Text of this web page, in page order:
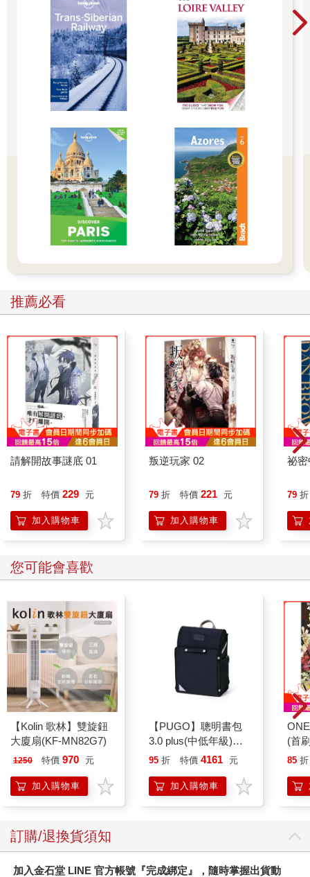
到地球儀要20∼30分，紐約大都會棒球隊的花旗球場、皇后區博
物館、皇后區動物園也都設在公園裡。
址 Grand Central Pkwy., Whitestone Exwy. bet. 111 St. and
College Point Blvd., Park Drive E. , Queens, NY 11375
電 718-760-6565
營 24小時
網 www.nycgovparks.org/parks/flushing-meadows-corona-park
搭乘地鐵7號線至Mets-Willets Points Station 站，朝出口Flushing
Meadows Pk方向走去，會穿越一座行人木棧橋，沿著路標沿途
會經過公園入口，接著再穿越一條長長的林蔭樹道，不久後即可
看到地球儀與飛碟雙塔。
2.91街花園（河濱公園）91st Street Community Garden
電影最後梅格萊恩與湯姆漢克決定見面，讓兩人深情相擁的那座
美麗的花園，就是在哈德遜河旁的91街花園。91街花園位在河濱
閒，鮮少有觀光客出沒。整個公園屬狹長型，除了可在此散步休
憩外，也別錯過一旁的哈德遜河畔美景，可體驗上西城獨有的靜
謐氛圍。
DATA
址 New York, NY 10025，位於Riverside Park內
營 24小時
網 www.thegardenpeople.org交通方式
搭乘地鐵1、2、3線至96 St.站，出站後走Broadway往91 St.方向
入口，沿著斜坡步道慢慢往下走，經過Hippo Playground後不久
即達。
▼慾望城市 Sexy and the city
這是凱莉在劇中的單身公寓，在電影或影集中常常看到穿著時髦
不可少的重要場景，吸引許多粉絲千里迢迢來此朝聖。現實中的
這座公寓是個私人住宅，因為太多影迷前來拍照，而打擾到住戶
的生活，因此現在門口階梯前已放上禁止進入的招牌，要來參訪
的人請務必輕聲細語，以免成為不受歡迎的遊客。這座公寓位在
西村，距離凱莉最愛的杯子蛋糕Magnolia Bakery步行只需兩分
鐘，可列入西村路線中一起走訪。
DATA
址 66 Perry St, New York,NY 10014
交通方式
走，看到PerrySt.後左轉，不久即看到公寓位在左手邊。
■魅力無限的哈德遜河岸風光
上西城是曼哈頓的高級地段，曾被選為紐約最適合居住的區域，
推薦必看
請解開故事謎底 01
79 折 特價 229 元
加入購物車
叛逆玩家 02
79 折 特價 221 元
加入購物車
祕
79 折
您可能會喜歡
【Kolin 歌林】雙旋鈕
大廈扇(KF-MN82G7)
1250 特價 970 元
加入購物車
【PUGO】聰明書包
3.0 plus(中低年級)酷
黑 全新進化玩美上市
95 折 特價 4161 元
加入購物車
(首
85 折
訂購/退換貨須知
加入金石堂 LINE 官方帳號『完成綁定』，隨時掌握出貨動